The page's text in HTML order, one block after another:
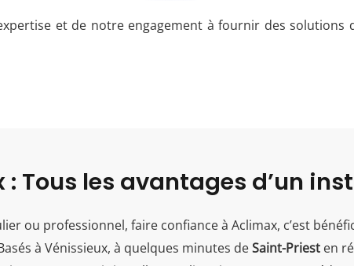
et de notre engagement à fournir des solutions
Tous les avantages d’un
ou professionnel, faire confiance à Aclimax, c’est
à Vénissieux, à quelques minutes deSaint-Priesten